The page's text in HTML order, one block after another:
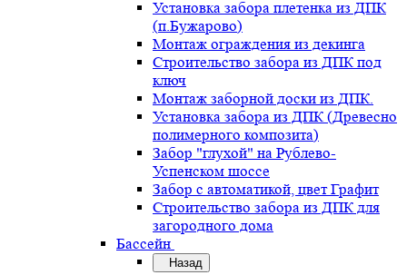
Установка забора плетенка из ДПК
(п.Бужарово)
Монтаж ограждения из декинга
Строительство забора из ДПК под
ключ
Монтаж заборной доски из ДПК.
Установка забора из ДПК (Древесно
полимерного композита)
Забор "глухой" на Рублево-
Успенском шоссе
Забор с автоматикой, цвет Графит
Строительство забора из ДПК для
загородного дома
Бассейн
Назад